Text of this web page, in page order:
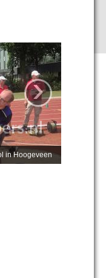
in Hoogeveen
›